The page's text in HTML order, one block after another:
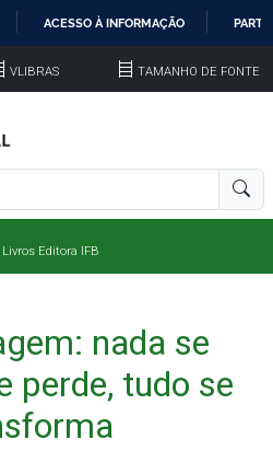
ACESSO À INFORMAÇÃO
VLIBRAS TAMANHO DE FONTE
Livros Editora IFB
nada se
perde, tudo se